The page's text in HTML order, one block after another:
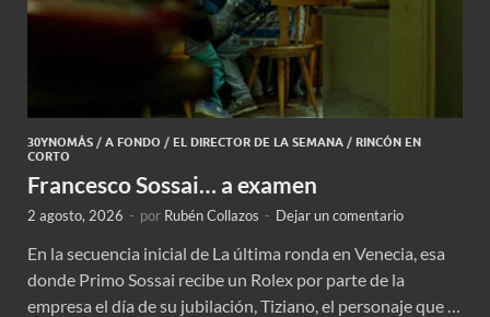
30YNOMÁS / A FONDO / EL DIRECTOR DE LA SEMANA / RINCÓN EN
CORTO
Francesco Sossai… a examen
2 agosto, 2026 - por Rubén Collazos - Dejar un comentario
En la secuencia inicial de La última ronda en Venecia, esa
donde Primo Sossai recibe un Rolex por parte de la
empresa el día de su jubilación, Tiziano, el personaje que …